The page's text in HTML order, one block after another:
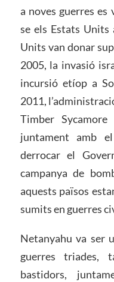
a noves guerres
se els Estats
Units van donar
2005, la invasió
incursió etíop a
2011,
Timber Sycamore
juntament amb
derrocar el
campanya de
aquests països
sumits en guerres
Netanyahu va ser
guerres triades,
bastidors,